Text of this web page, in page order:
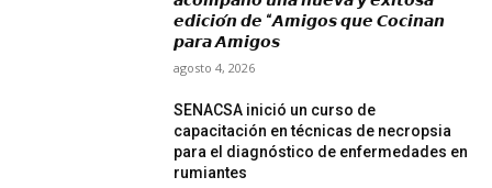
𝙚𝙙𝙞𝙘𝙞𝙤́𝙣 𝙙𝙚 “𝘼𝙢𝙞𝙜𝙤𝙨 𝙦𝙪𝙚 𝘾𝙤𝙘𝙞𝙣𝙖𝙣
𝙥𝙖𝙧𝙖 𝘼𝙢𝙞𝙜𝙤𝙨
agosto 4, 2026
SENACSA inició un curso de
capacitación en técnicas de necropsia
para el diagnóstico de enfermedades en
rumiantes